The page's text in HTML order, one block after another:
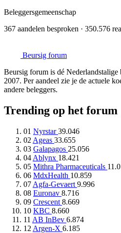
Beleggersgemeenschap
367 aandelen besproken · 350.576
Beursig forum
Beursig forum is dé Nederlandstalige
2007. Per aandeel zie je de actuele
andere beleggers.
Trending op het forum
01 Nyrstar39.046
02 Ageas 33.655
03 Galapagos 25.056
04 Ablynx 18.421
05 Mithra Pharmaceuticals
06 MdxHealth 10.859
07 Agfa-Gevaert 9.996
08 Euronav 8.716
09 Crescent 8.669
10 KBC 8.660
11 AB InBev 6.874
12 Argen-X 6.185